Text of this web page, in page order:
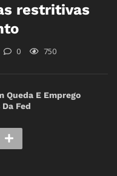
restritivas
0 750
Queda E Emprego
Fed